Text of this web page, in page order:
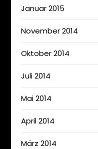
Januar 2015
November 2014
Oktober 2014
Juli 2014
Mai 2014
April 2014
März 2014